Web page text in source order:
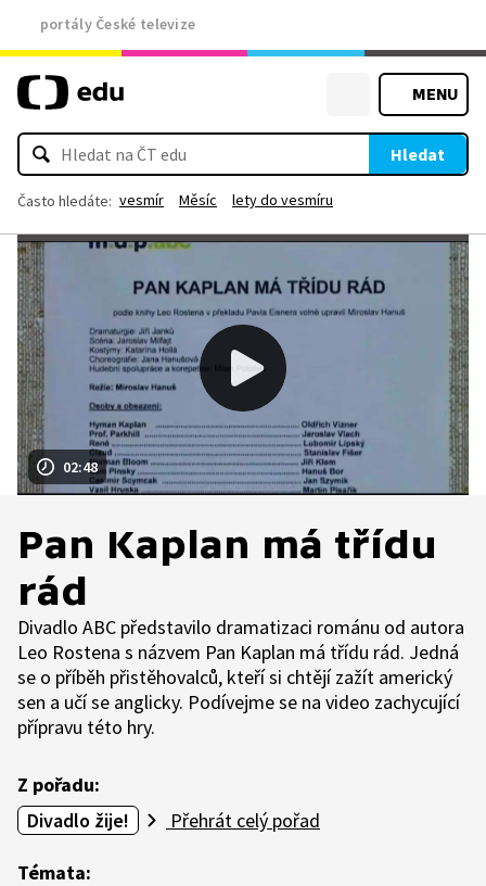
portály České televize
MENU
Hledat
Často hledáte: vesmír Měsíc lety do vesmíru
02:48
Pan Kaplan má třídu
rád
Divadlo ABC představilo dramatizaci románu od autora
Leo Rostena s názvem Pan Kaplan má třídu rád. Jedná
se o příběh přistěhovalců, kteří si chtějí zažít americký
sen a učí se anglicky. Podívejme se na video zachycující
přípravu této hry.
Z pořadu:
Divadlo žije!
Přehrát celý pořad
Témata: